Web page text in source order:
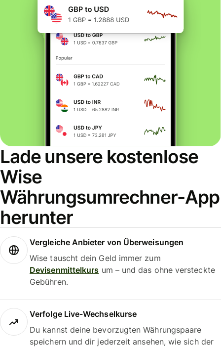
Lade unsere kostenlose
Wise
Währungsumrechner-App
herunter
Vergleiche Anbieter von Überweisungen
Wise tauscht dein Geld immer zum
Devisenmittelkurs um – und das ohne versteckte
Gebühren.
Verfolge Live-Wechselkurse
Du kannst deine bevorzugten Währungspaare
speichern und dir jederzeit ansehen, wie sich der